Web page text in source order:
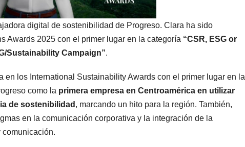
digital de sostenibilidad de Progreso. Clara ha sido
Awards 2025 con el primer lugar en la categoría “CSR, ESG or
Sustainability Campaign”.
los International Sustainability Awards con el primer lugar en la
como la primera empresa en Centroamérica en utilizar
de sostenibilidad , marcando un hito para la región. También,
en la comunicación corporativa y la integración de la